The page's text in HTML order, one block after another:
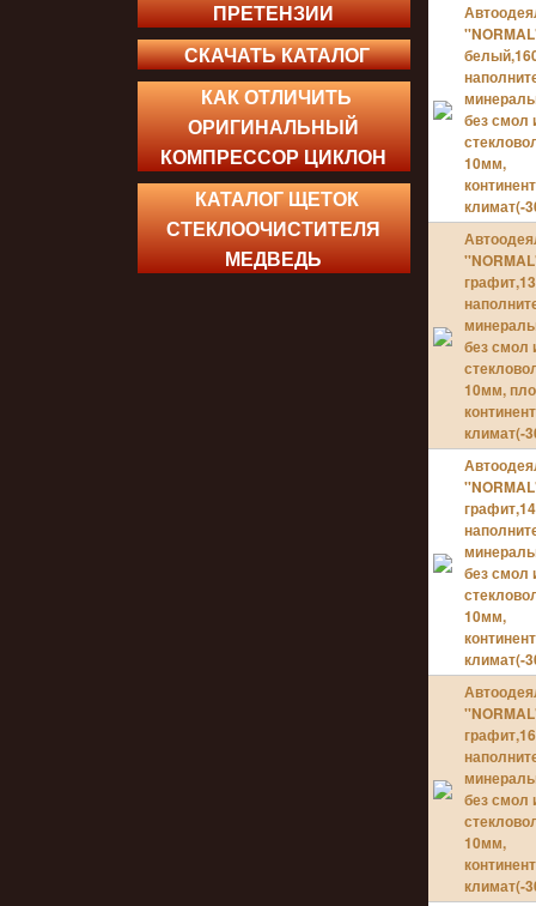
ПРЕТЕНЗИИ
СКАЧАТЬ КАТАЛОГ
КАК ОТЛИЧИТЬ
ОРИГИНАЛЬНЫЙ
КОМПРЕССОР ЦИКЛОН
КАТАЛОГ ЩЕТОК
СТЕКЛООЧИСТИТЕЛЯ
МЕДВЕДЬ
http://
http://
без смол
10мм,
климат(-
без смол
10мм,
климат(-
без смол
10мм,
климат(-
без смол
10мм,
климат(-